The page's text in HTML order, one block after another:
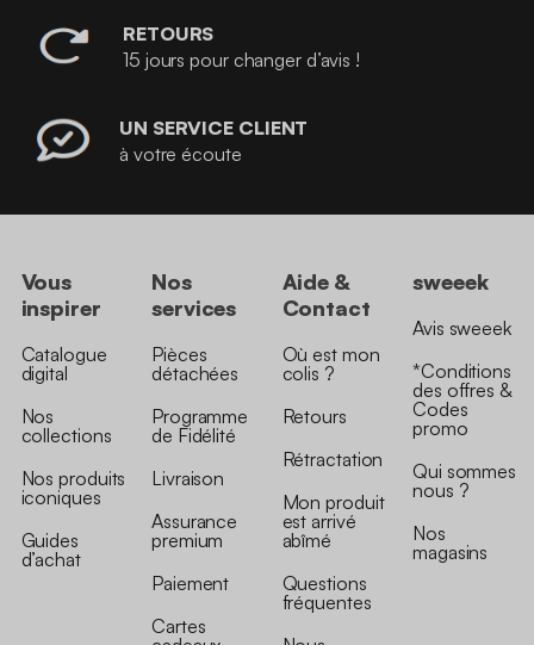
RETOURS
15 jours pour changer d’avis !
UN SERVICE CLIENT
à votre écoute
Vous
inspirer
Catalogue
digital
Nos
collections
Nos produits
iconiques
Guides
d’achat
Nos
services
Pièces
détachées
Programme
de Fidélité
Livraison
Assurance
premium
Paiement
Cartes
Aide &
Contact
Où est mon
colis ?
Retours
Rétractation
Mon produit
est arrivé
abîmé
Questions
fréquentes
sweeek
Avis sweeek
*Conditions
des offres &
Codes
promo
Qui sommes
nous ?
Nos
magasins